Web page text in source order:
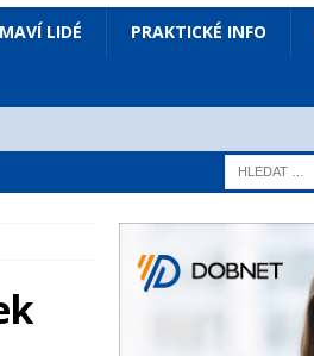
LIDÉ PRAKTICKÉ INFO